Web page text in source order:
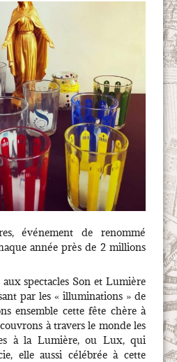
événement de renommé
année près de 2 millions
spectacles Son et Lumière
par les « illuminations » de
ensemble cette fête chère à
à travers le monde les
à la Lumière, ou Lux, qui
elle aussi célébrée à cette